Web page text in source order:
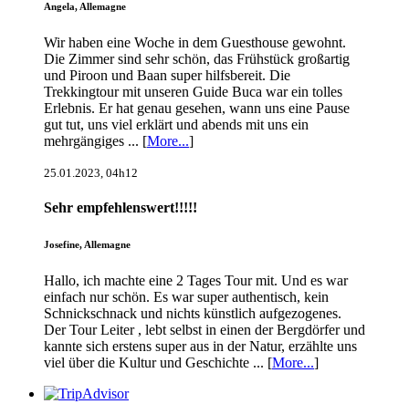
Angela, Allemagne
Wir haben eine Woche in dem Guesthouse gewohnt.
Die Zimmer sind sehr schön, das Frühstück großartig
und Piroon und Baan super hilfsbereit. Die
Trekkingtour mit unseren Guide Buca war ein tolles
Erlebnis. Er hat genau gesehen, wann uns eine Pause
gut tut, uns viel erklärt und abends mit uns ein
mehrgängiges ... [More...]
25.01.2023, 04h12
Sehr empfehlenswert!!!!!
Josefine, Allemagne
Hallo, ich machte eine 2 Tages Tour mit. Und es war
einfach nur schön. Es war super authentisch, kein
Schnickschnack und nichts künstlich aufgezogenes.
Der Tour Leiter , lebt selbst in einen der Bergdörfer und
kannte sich erstens super aus in der Natur, erzählte uns
viel über die Kultur und Geschichte ... [More...]